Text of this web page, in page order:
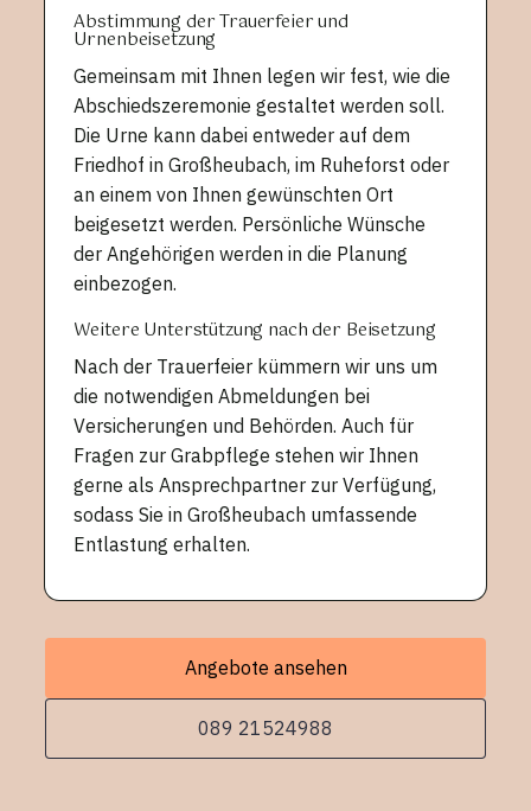
Abstimmung der Trauerfeier und
Urnenbeisetzung
Gemeinsam mit Ihnen legen wir fest, wie die
Abschiedszeremonie gestaltet werden soll.
Die Urne kann dabei entweder auf dem
Friedhof in Großheubach, im Ruheforst oder
an einem von Ihnen gewünschten Ort
beigesetzt werden. Persönliche Wünsche
der Angehörigen werden in die Planung
einbezogen.
Weitere Unterstützung nach der Beisetzung
Nach der Trauerfeier kümmern wir uns um
die notwendigen Abmeldungen bei
Versicherungen und Behörden. Auch für
Fragen zur Grabpflege stehen wir Ihnen
gerne als Ansprechpartner zur Verfügung,
sodass Sie in Großheubach umfassende
Entlastung erhalten.
Angebote ansehen
089 21524988